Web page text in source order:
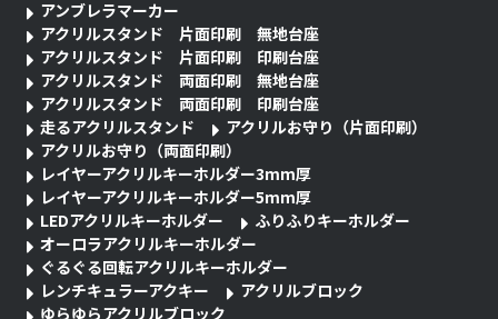
アンブレラマーカー
アクリルスタンド 片面印刷 無地台座
アクリルスタンド 片面印刷 印刷台座
アクリルスタンド 両面印刷 無地台座
アクリルスタンド 両面印刷 印刷台座
走るアクリルスタンド
アクリルお守り（片面印刷）
アクリルお守り（両面印刷）
レイヤーアクリルキーホルダー3mm厚
レイヤーアクリルキーホルダー5mm厚
LEDアクリルキーホルダー
ふりふりキーホルダー
オーロラアクリルキーホルダー
ぐるぐる回転アクリルキーホルダー
レンチキュラーアクキー
アクリルブロック
ゆらゆらアクリルブロック